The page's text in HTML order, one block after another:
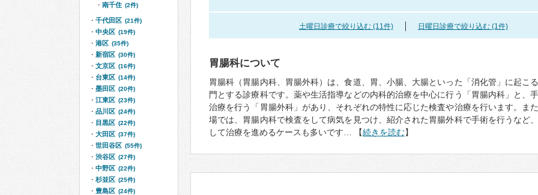
土曜日診療で絞り込む (11件) 日曜日診療で絞り込む (1件)
胃腸科について
胃腸科（胃腸内科、胃腸外科）は、食道、胃、小腸、大腸といった「消化管」に起こ
門とする診療科です。薬や生活指導などの内科的治療を中心に行う「胃腸内科」と、
治療を行う「胃腸外科」があり、それぞれの特性に応じた検査や治療を行います。ま
場では、胃腸内科で検査をして病気を見つけ、紹介された胃腸外科で手術を行うなど
して治療を進めるケースも多いです… 【続きを読む】
南千住 (2件)
千代田区 (21件)
中央区 (19件)
港区 (35件)
新宿区 (30件)
文京区 (16件)
台東区 (14件)
墨田区 (20件)
江東区 (23件)
品川区 (24件)
目黒区 (22件)
大田区 (37件)
世田谷区 (55件)
渋谷区 (27件)
中野区 (22件)
杉並区 (25件)
豊島区 (24件)